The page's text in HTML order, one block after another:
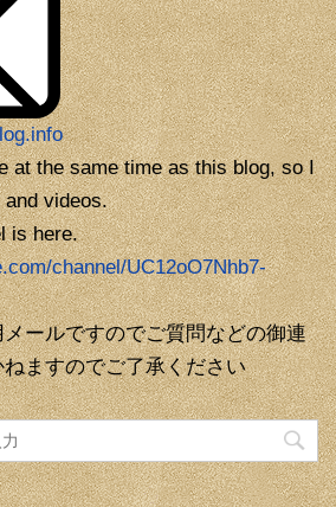
at the same time as this blog, so I
videos.
is here.
channel/UC12oO7Nhb7-
ールですのでご質問などの御連
ますのでご了承ください